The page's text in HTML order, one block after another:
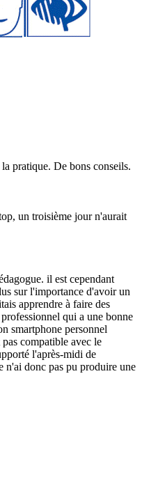
pratique. De bons conseils.
un troisième jour n'aurait
il est cependant
sur l'importance d'avoir un
apprendre à faire des
qui a une bonne
smartphone personnel
compatible avec le
l'après-midi de
n'ai donc pas pu produire une